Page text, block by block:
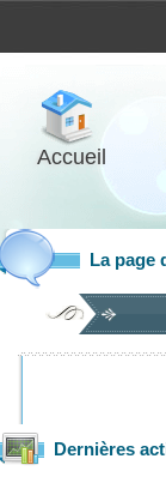
Accueil
La page
Dernières